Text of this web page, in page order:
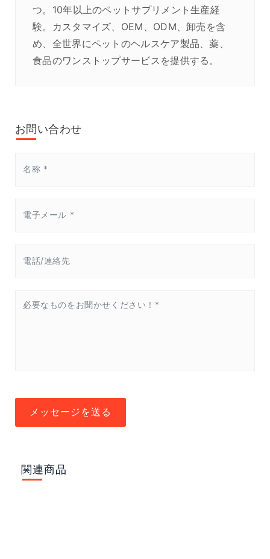
つ。10年以上のペットサプリメント生産経
験。カスタマイズ、OEM、ODM、卸売を含
め、全世界にペットのヘルスケア製品、薬、
食品のワンストップサービスを提供する。
お問い合わせ
メッセージを送る
関連商品